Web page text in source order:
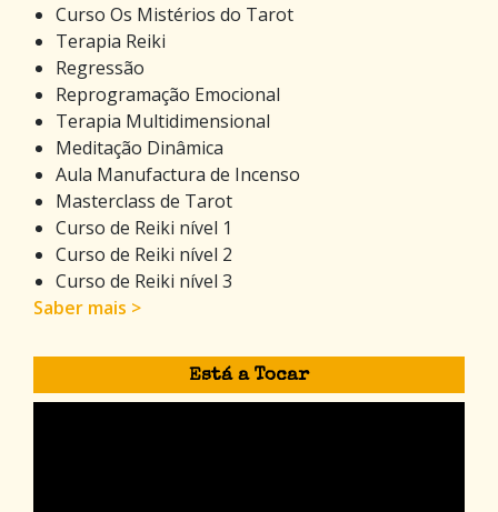
Curso Os Mistérios do Tarot
Terapia Reiki
Regressão
Reprogramação Emocional
Terapia Multidimensional
Meditação Dinâmica
Aula Manufactura de Incenso
Masterclass de Tarot
Curso de Reiki nível 1
Curso de Reiki nível 2
Curso de Reiki nível 3
Saber mais >
Está a Tocar